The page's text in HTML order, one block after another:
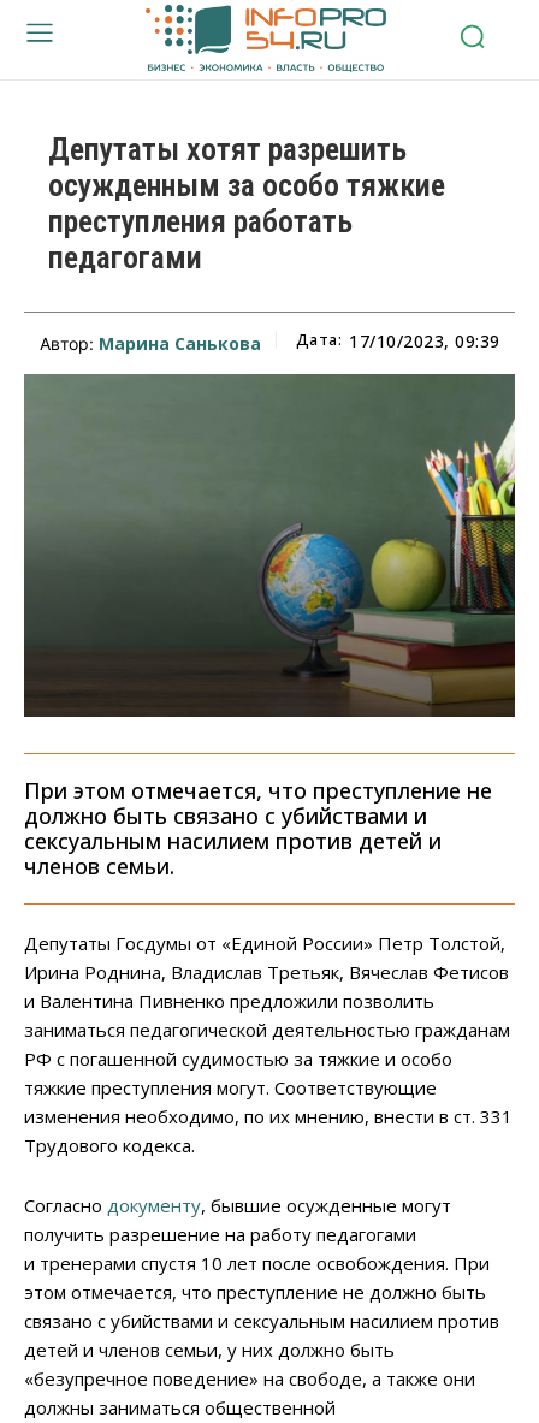
Депутаты хотят разрешить
осужденным за особо тяжкие
преступления работать
педагогами
Автор: Марина Санькова Дата: 17/10/2023, 09:39
При этом отмечается, что преступление не
должно быть связано с убийствами и
сексуальным насилием против детей и
членов семьи.
Депутаты Госдумы от «Единой России» Петр Толстой,
Ирина Роднина, Владислав Третьяк, Вячеслав Фетисов
и Валентина Пивненко предложили позволить
заниматься педагогической деятельностью гражданам
РФ с погашенной судимостью за тяжкие и особо
тяжкие преступления могут. Соответствующие
изменения необходимо, по их мнению, внести в ст. 331
Трудового кодекса.
Согласно документу, бывшие осужденные могут
получить разрешение на работу педагогами
и тренерами спустя 10 лет после освобождения. При
этом отмечается, что преступление не должно быть
связано с убийствами и сексуальным насилием против
детей и членов семьи, у них должно быть
«безупречное поведение» на свободе, а также они
должны заниматься общественной